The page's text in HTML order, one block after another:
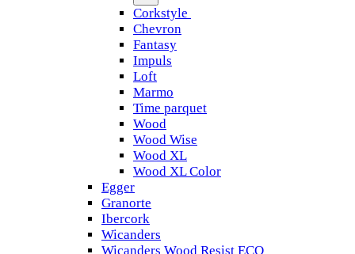
Corkstyle
Chevron
Fantasy
Impuls
Loft
Marmo
Time parquet
Wood
Wood Wise
Wood XL
Wood XL Color
Egger
Granorte
Ibercork
Wicanders
Wicanders Wood Resist ECO